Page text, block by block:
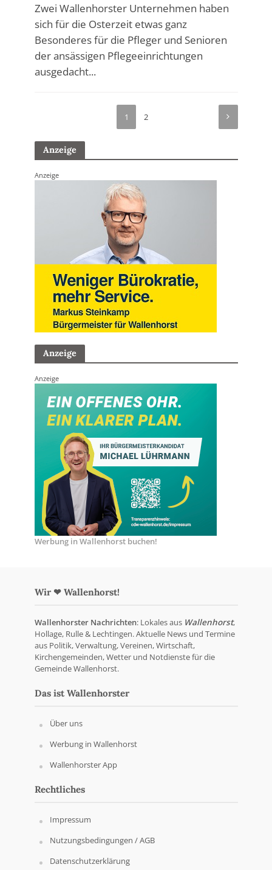
Zwei Wallenhorster Unternehmen haben
sich für die Osterzeit etwas ganz
Besonderes für die Pfleger und Senioren
der ansässigen Pflegeeinrichtungen
ausgedacht...
1 2
Anzeige
Anzeige
Anzeige
Anzeige
Werbung in Wallenhorst buchen!
Wir ❤ Wallenhorst!
Wallenhorster Nachrichten: Lokales aus Wallenhorst,
Hollage, Rulle & Lechtingen. Aktuelle News und Termine
aus Politik, Verwaltung, Vereinen, Wirtschaft,
Kirchengemeinden, Wetter und Notdienste für die
Gemeinde Wallenhorst.
Das ist Wallenhorster
Über uns
Werbung in Wallenhorst
Wallenhorster App
Rechtliches
Impressum
Nutzungsbedingungen / AGB
Datenschutzerklärung